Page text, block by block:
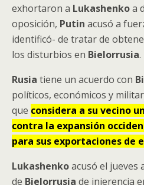
exhortaron a Lukashenkoa
oposición, Putin acusó a
identificó- de tratar de
los disturbios en Bielorrusia.
Rusia tiene un acuerdo con
políticos, económicos y
que considera a su vecino
contra la expansión
para sus exportaciones de
Lukashenkoacusó el jueves
de Bielorrusia de injerencia